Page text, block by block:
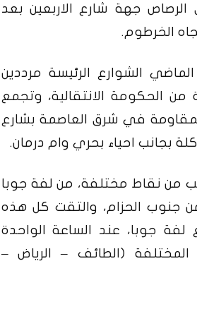
جهة شارع الاربعين بعد
الخرطوم.
يونيو من العام الماضي الشوارع الرئيسة مرددين
الحكومة الانتقالية، وتجمع
في شرق العاصمة بشارع
بجانب احياء بحري وام درمان.
من نقاط مختلفة، من لفة جوبا
جنوب الحزام، والتقت كل هذه
جوبا، عند الساعة الواحدة
(الطائف – الرياض –